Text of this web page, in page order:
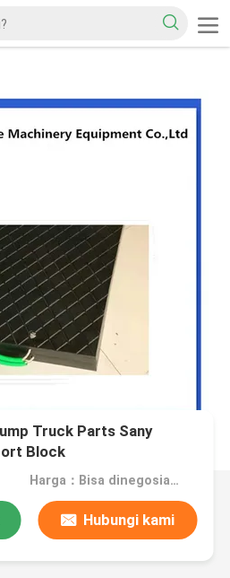
Truck Parts Sany
Block
Harga：Bisa dinegosiasikan
Hubungi kami